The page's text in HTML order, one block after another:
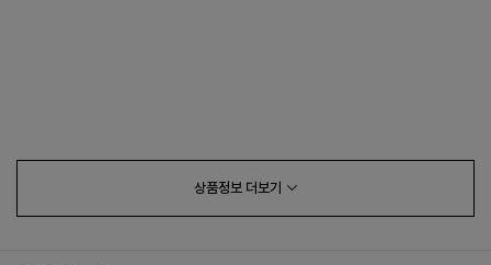
상품정보 더보기